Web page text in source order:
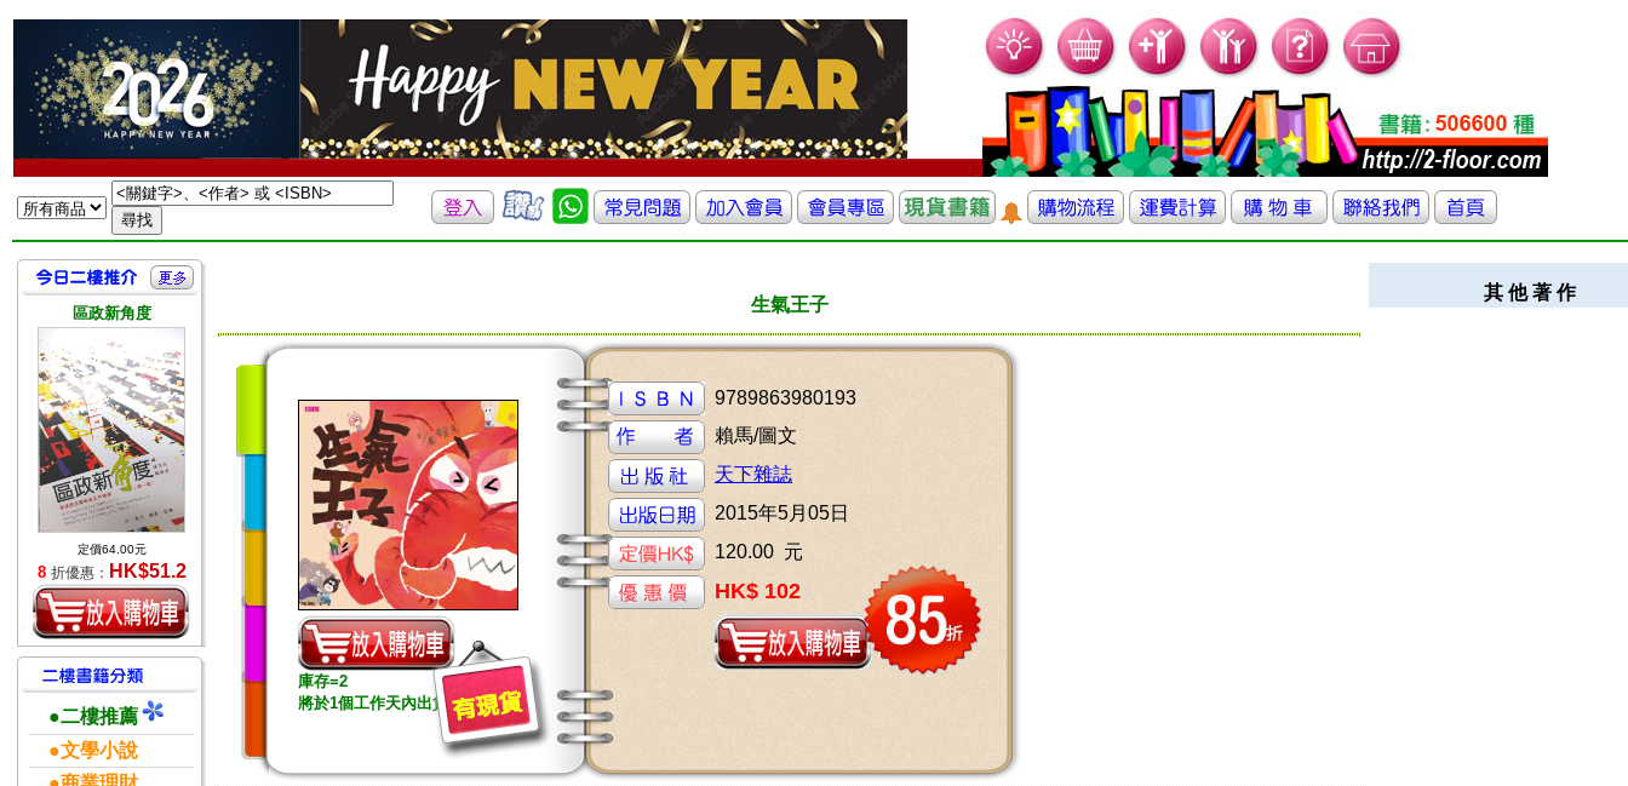
區政新角度
定價64.00元
8 折優惠： HK$51.2
●二樓推薦
●文學小說
生氣王子
庫存=2
將於1個工作天內出貨
9789863980193
賴馬/圖文
天下雜誌
2015年5月05日
120.00 元
HK$ 102
其 他 著 作